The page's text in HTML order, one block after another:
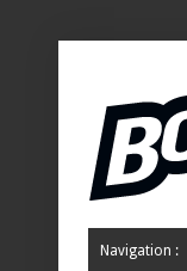
Navigation :